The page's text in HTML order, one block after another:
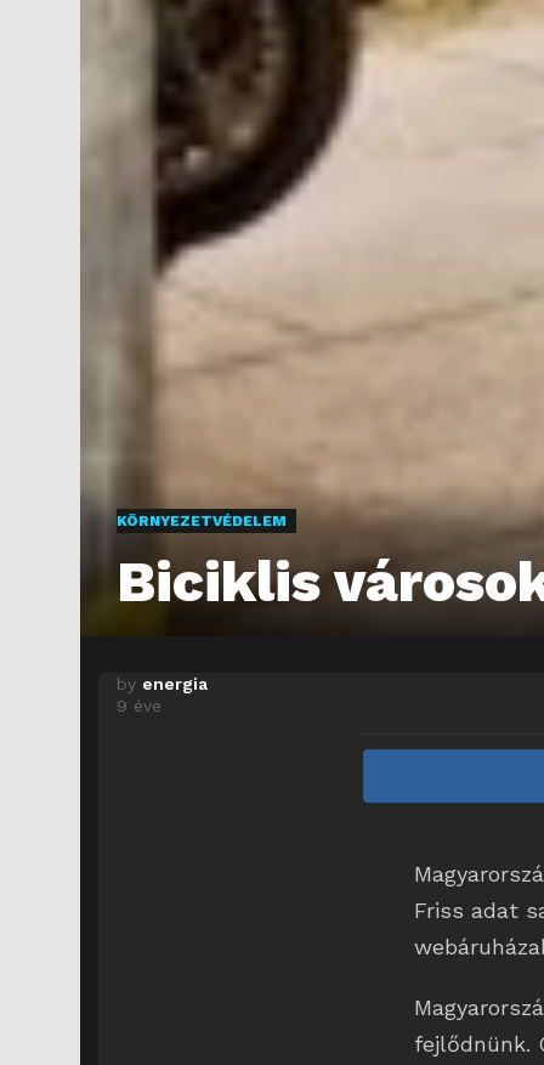
KÖRNYEZETVÉDELEM
Biciklis
by energia
9 éve
Friss adat
fejlődnünk.